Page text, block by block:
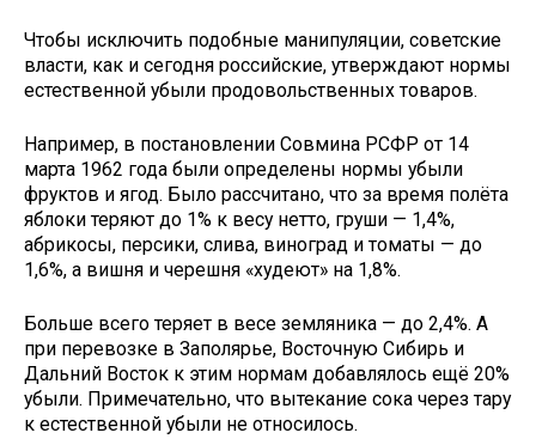
Чтобы исключить подобные манипуляции, советские
власти, как и сегодня российские, утверждают нормы
естественной убыли продовольственных товаров.
Например, в постановлении Совмина РСФР от 14
марта 1962 года были определены нормы убыли
фруктов и ягод. Было рассчитано, что за время полёта
яблоки теряют до 1% к весу нетто, груши — 1,4%,
абрикосы, персики, слива, виноград и томаты — до
1,6%, а вишня и черешня «худеют» на 1,8%.
Больше всего теряет в весе земляника — до 2,4%. А
при перевозке в Заполярье, Восточную Сибирь и
Дальний Восток к этим нормам добавлялось ещё 20%
убыли. Примечательно, что вытекание сока через тару
к естественной убыли не относилось.